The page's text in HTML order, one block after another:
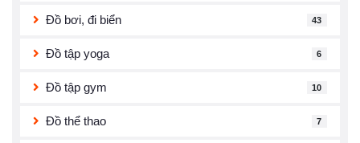
Đồ bơi, đi biển 43
Đồ tập yoga 6
Đồ tập gym 10
Đồ thể thao 7